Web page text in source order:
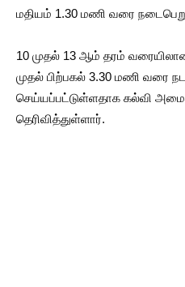
மதியம் 1.30 மணி வரை
10 முதல் 13 ஆம் தரம்
முதல் பிற்பகல் 3.30 மணி வரை
செய்யப்பட்டுள்ளதாக கல்வி
தெரிவித்துள்ளார்.